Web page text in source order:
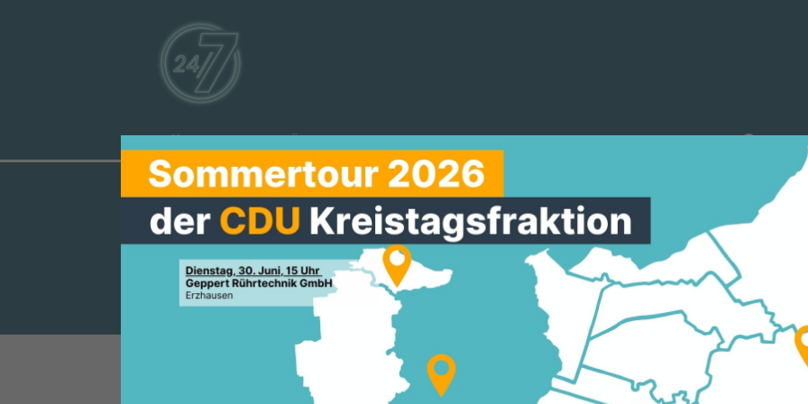
Aktuelles Über uns Vereinigungen Arbeitskreise Mitmachen
CDU SCHAAFHEIM ZIEHT BILANZ
WAHLPERIODE 2021–2026
Fünf Jahre Verantwortung – viele Projekte umgesetzt und auf den Weg gebracht
Mit der gestrigen letzten Sitzung der Gemeindevertretung in dieser